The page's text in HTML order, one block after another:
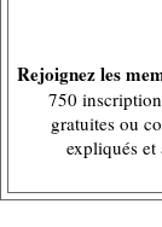
Rejoignez les
750
gratuites ou
expliqués et